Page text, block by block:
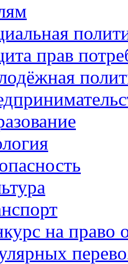
прав
на право